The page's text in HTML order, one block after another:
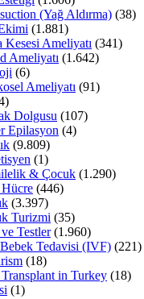
(Yağ Aldırma) (38)
(1.881)
Kesesi Ameliyatı (341)
Ameliyatı (1.642)
(6)
Ameliyatı (91)
Dolgusu (107)
Epilasyon (4)
(9.809)
(1)
& Çocuk (1.290)
(446)
(3.397)
Turizmi (35)
ve Testler(1.960)
Tedavisi (IVF) (221)
(18)
in Turkey (18)
(1)